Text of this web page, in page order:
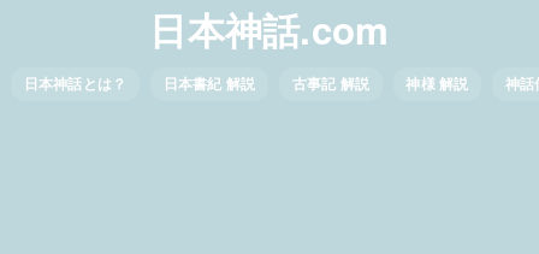
日本神話.com
日本神話とは？ 日本書紀 解説 古事記 解説 神様 解説 神話